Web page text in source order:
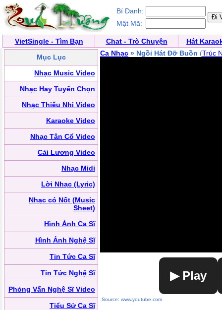
Bí Danh:
Mật Mã:
VietSingle - Tìm Bạn Chat - Trò Chuyện
Hát
Mục Lục
Nhạc Music Video
Nhạc Hay Tuyển Chọn
Nhạc Thiếu Nhi Video
Karaoke Video
Nhạc Tân Cổ Video
Cải Lương Video
Nhạc Midi
Lời Nhạc (Lyric)
Nhạc có Nốt (Music
Sheet)
Hình Ảnh Ca Sĩ
Hình Ảnh Nghệ Sĩ
Tin Tức Ca Sĩ
Tin Tức Nghệ Sĩ
Phỏng Vấn Nghệ Sĩ Video
Tiểu Sử Ca Sĩ
Ca Nhạc » Ngồi Hát Đỡ Buồn (Trúc
▶ Play
Source: www.youtube.com